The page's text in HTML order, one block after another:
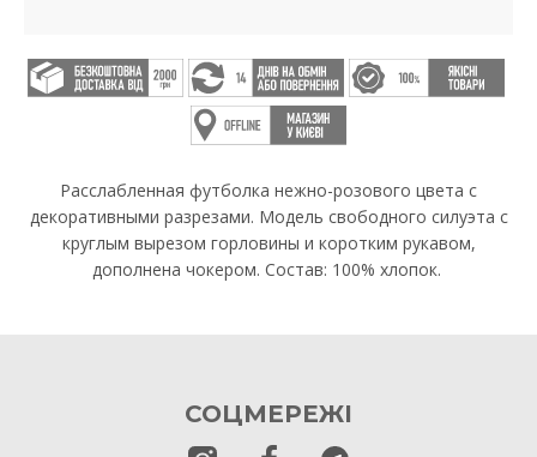
Расслабленная футболка нежно-розового цвета с
декоративными разрезами. Модель свободного силуэта с
круглым вырезом горловины и коротким рукавом,
дополнена чокером. Состав: 100% хлопок.
СОЦМЕРЕЖІ